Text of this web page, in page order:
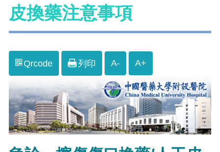
皮換藥注意事項
Qrcode 列印 A- A+